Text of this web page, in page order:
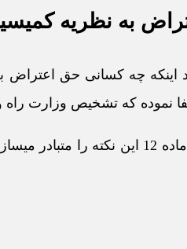
به نظریه
نموده که تشخیص وزارت
اطلاق عبارت قسمت اخیر ماده